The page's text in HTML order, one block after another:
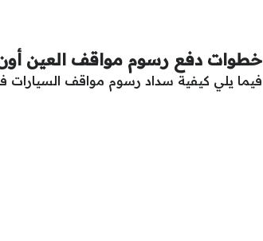
خطوات دفع رسوم مواقف العين أون
فيما يلي كيفية سداد رسوم مواقف السيارات